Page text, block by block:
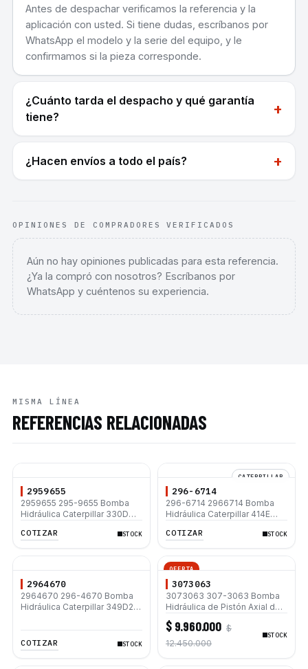
Antes de despachar verificamos la referencia y la
aplicación con usted. Si tiene dudas, escríbanos por
WhatsApp el modelo y la serie del equipo, y le
confirmamos si la pieza corresponde.
¿Cuánto tarda el despacho y qué garantía
tiene?
+
¿Hacen envíos a todo el país? +
OPINIONES DE COMPRADORES VERIFICADOS
Aún no hay opiniones publicadas para esta referencia.
¿Ya la compró con nosotros? Escríbanos por
WhatsApp y cuéntenos su experiencia.
MISMA LÍNEA
REFERENCIAS RELACIONADAS
2959655
2959655 295-9655 Bomba
Hidráulica Caterpillar 330D
336D2 L
COTIZAR STOCK
CATERPILLAR
296-6714
296-6714 2966714 Bomba
Hidráulica Caterpillar 414E
COTIZAR STOCK
2964670
2964670 296-4670 Bomba
Hidráulica Caterpillar 349D2
COTIZAR STOCK
OFERTA
3073063
3073063 307-3063 Bomba
Hidráulica de Pistón Axial de
Alta Presión para
Retroexcavadoras Caterpillar
416F 416F2 422F2 428F 434F
$ 9.960.000 $
12.450.000
STOCK